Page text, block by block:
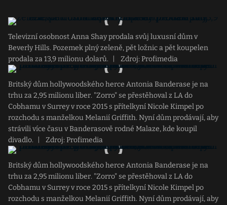
Televizní osobnost Anna Shay prodala svůj luxusní dům v
Beverly Hills. Pozemek plný zeleně, pět ložnic a pět koupelen
prodala za 13,9 milionu dolarů.
Zdroj: Profimedia
Britský dům hollywoodského herce Antonia Banderase je na
trhu za 2,95 milionu liber. "Zorro" se přestěhoval z LA do
Cobhamu v Surrey v roce 2015 s přítelkyní Nicole Kimpel po
rozchodu s manželkou Melanií Griffith. Nyní dům prodávají, aby
strávili více času v Banderasově rodné Malaze, kde koupil
divadlo.
Zdroj: Profimedia
Britský dům hollywoodského herce Antonia Banderase je na
trhu za 2,95 milionu liber. "Zorro" se přestěhoval z LA do
Cobhamu v Surrey v roce 2015 s přítelkyní Nicole Kimpel po
rozchodu s manželkou Melanií Griffith. Nyní dům prodávají, aby